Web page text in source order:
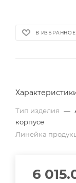
В ИЗБРАННОЕ
Тип изделия —
корпусе
Линейка
6